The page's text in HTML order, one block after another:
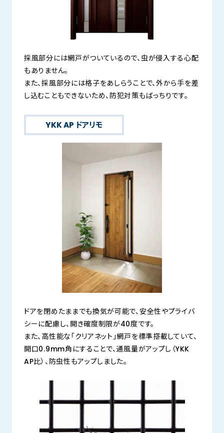
採風部分には網戸がついているので、虫が侵入する心配
もありません。
また、採風部分には格子をあしらうことで、外から手を差
し込むこともできないため、防犯対策もばっちりです。
YKK AP ドアリモ
ドアを閉めたままでも換気が可能で、安全性やプライバ
シーに配慮し、開き確度制限が40度です。
また、高性能な「クリアネット」網戸を標準搭載していて、
開口0.9mm角にすることで、通風量がアップし（YKK
AP比）、防虫性もアップしました。